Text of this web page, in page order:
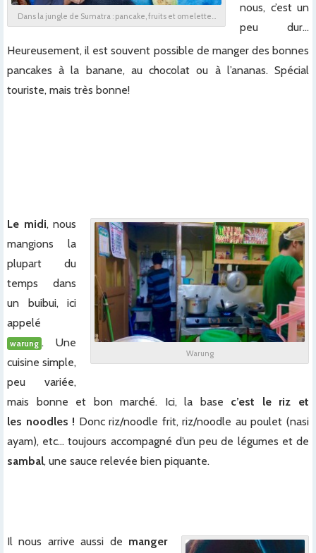
Dans la jungle de Sumatra : pancake, fruits et omelette…
nous, c’est un
peu dur…
Heureusement, il est souvent possible de manger des bonnes
pancakes à la banane, au chocolat ou à l’ananas. Spécial
touriste, mais très bonne!
Warung
Le midi, nous
mangions la
plupart du
temps dans
un buibui, ici
appelé
warung . Une
cuisine simple,
peu variée,
mais bonne et bon marché. Ici, la base c’est le riz et
les noodles ! Donc riz/noodle frit, riz/noodle au poulet (nasi
ayam), etc… toujours accompagné d’un peu de légumes et de
sambal, une sauce relevée bien piquante.
Il nous arrive aussi de manger